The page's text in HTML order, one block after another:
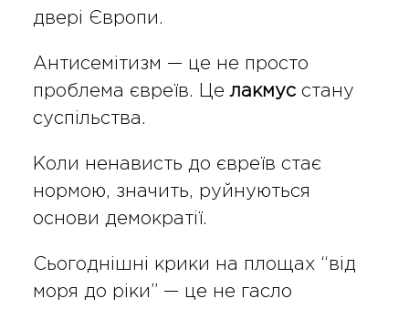
двері Європи.
Антисемітизм — це не просто
проблема євреїв. Целакмусстану
суспільства.
Коли ненависть до євреїв стає
нормою, значить, руйнуються
основи демократії.
Сьогоднішні крики на площах “від
моря до ріки” — це не гасло